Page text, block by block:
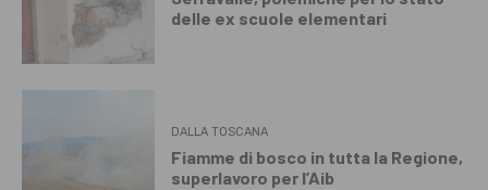
delle ex scuole elementari
DALLA TOSCANA
Fiamme di bosco in tutta la Regione,
superlavoro per l’Aib